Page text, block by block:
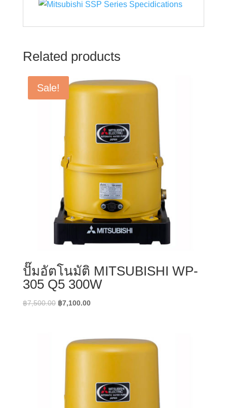
Related products
Sale!
ปั๊มอัตโนมัติ MITSUBISHI WP-
305 Q5 300W
฿7,500.00 Original
฿7,500.00.
฿7,100.00Current
฿7,100.00.